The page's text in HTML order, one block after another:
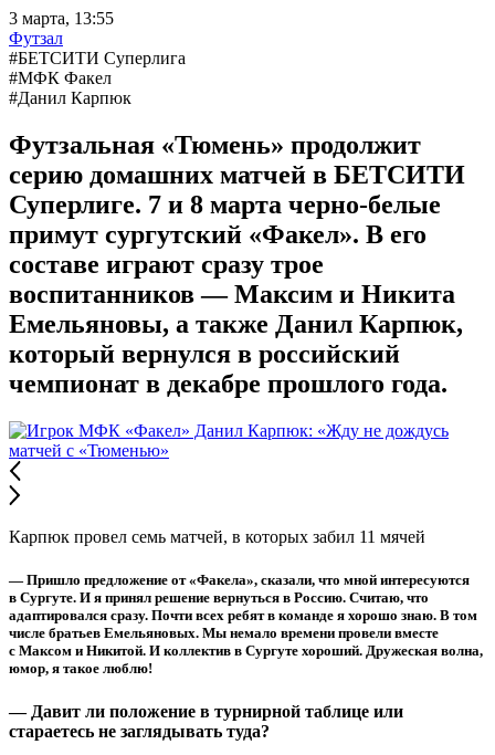
3 марта, 13:55
Футзал
#БЕТСИТИ Суперлига
#МФК Факел
#Данил Карпюк
Футзальная «Тюмень» продолжит
серию домашних матчей в БЕТСИТИ
Суперлиге. 7 и 8 марта черно-белые
примут сургутский «Факел». В его
составе играют сразу трое
воспитанников — Максим и Никита
Емельяновы, а также Данил Карпюк,
который вернулся в российский
чемпионат в декабре прошлого года.
Карпюк провел семь матчей, в которых забил 11 мячей
— Пришло предложение от «Факела», сказали, что мной интересуются
в Сургуте. И я принял решение вернуться в Россию. Считаю, что
адаптировался сразу. Почти всех ребят в команде я хорошо знаю. В том
числе братьев Емельяновых. Мы немало времени провели вместе
с Максом и Никитой. И коллектив в Сургуте хороший. Дружеская волна,
юмор, я такое люблю!
— Давит ли положение в турнирной таблице или
стараетесь не заглядывать туда?